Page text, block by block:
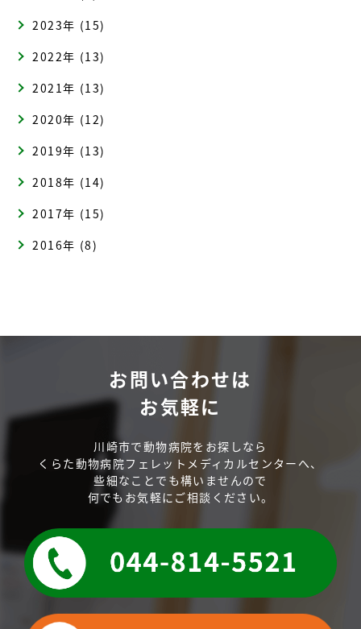
2023年 (15)
2022年 (13)
2021年 (13)
2020年 (12)
2019年 (13)
2018年 (14)
2017年 (15)
2016年 (8)
お問い合わせは
お気軽に
川崎市で動物病院をお探しなら
くらた動物病院フェレットメディカルセンターへ、
些細なことでも構いませんので
何でもお気軽にご相談ください。